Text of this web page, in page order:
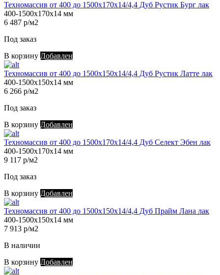
Техномассив от 400 до 1500х170х14/4,4 Дуб Рустик Бург лак
400-1500х170х14 мм
6 487 р/м2
Под заказ
В корзину Добавлен
Техномассив от 400 до 1500х150х14/4,4 Дуб Рустик Латте лак
400-1500х150х14 мм
6 266 р/м2
Под заказ
В корзину Добавлен
Техномассив от 400 до 1500х170х14/4,4 Дуб Селект Эбен лак
400-1500х170х14 мм
9 117 р/м2
Под заказ
В корзину Добавлен
Техномассив от 400 до 1500х150х14/4,4 Дуб Прайм Лана лак
400-1500х150х14 мм
7 913 р/м2
В наличии
В корзину Добавлен